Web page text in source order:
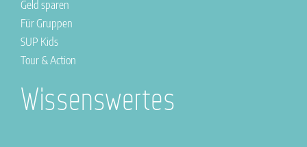
Geld sparen
Für Gruppen
SUP Kids
Tour & Action
Wissenswertes